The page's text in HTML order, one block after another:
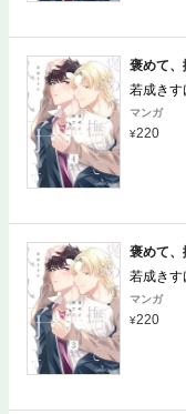
褒めて
若成きす
マンガ
220
褒めて
若成きす
マンガ
220